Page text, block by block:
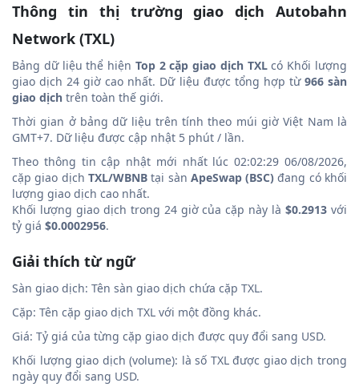
Thông tin thị trường giao dịch Autobahn
Network (TXL)
Bảng dữ liệu thể hiện Top 2 cặp giao dịch TXLcó Khối lượng
giao dịch 24 giờ cao nhất. Dữ liệu được tổng hợp từ 966 sàn
giao dịch trên toàn thế giới.
Thời gian ở bảng dữ liệu trên tính theo múi giờ Việt Nam là
GMT+7. Dữ liệu được cập nhật 5 phút / lần.
Theo thông tin cập nhật mới nhất lúc 02:02:29 06/08/2026,
cặp giao dịch TXL/WBNBtại sàn ApeSwap (BSC) đang có khối
lượng giao dịch cao nhất.
Khối lượng giao dịch trong 24 giờ của cặp này là$0.2913 với
tỷ giá $0.0002956.
Giải thích từ ngữ
Sàn giao dịch: Tên sàn giao dịch chứa cặp TXL.
Cặp: Tên cặp giao dịch TXL với một đồng khác.
Giá: Tỷ giá của từng cặp giao dịch được quy đổi sang USD.
Khối lượng giao dịch (volume): là số TXL được giao dịch trong
ngày quy đổi sang USD.